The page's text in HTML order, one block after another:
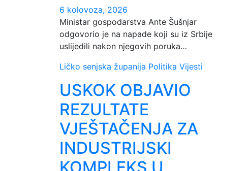
6 kolovoza, 2026
Ministar gospodarstva Ante Šušnjar
odgovorio je na napade koji su iz Srbije
uslijedili nakon njegovih poruka…
Ličko senjska županija Politika Vijesti
USKOK OBJAVIO
REZULTATE
VJEŠTAČENJA ZA
INDUSTRIJSKI
KOMPLEKS U